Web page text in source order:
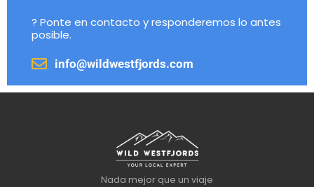
? Ponte en contacto y responderemos lo antes
posible.
info@wildwestfjords.com
Nada mejor que un viaje